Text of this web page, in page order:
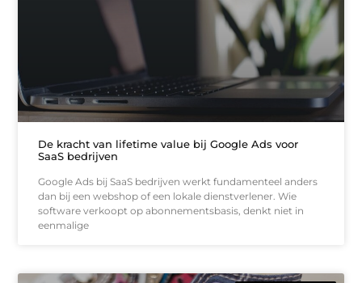
De kracht van lifetime value bij Google Ads voor
SaaS bedrijven
Google Ads bij SaaS bedrijven werkt fundamenteel anders
dan bij een webshop of een lokale dienstverlener. Wie
software verkoopt op abonnementsbasis, denkt niet in
eenmalige